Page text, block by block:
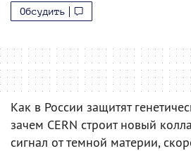
Обсудить
Как в России защитят
зачем CERN строит новый
сигнал от темной материи,